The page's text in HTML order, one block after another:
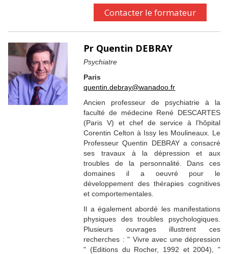
Contacter le formateur
Pr Quentin DEBRAY
Psychiatre
Paris
quentin.debray@wanadoo.fr
Ancien professeur de psychiatrie à la
faculté de médecine René DESCARTES
(Paris V) et chef de service à l'hôpital
Corentin Celton à Issy les Moulineaux. Le
Professeur Quentin DEBRAY a consacré
ses travaux à la dépression et aux
troubles de la personnalité. Dans ces
domaines il a oeuvré pour le
développement des thérapies cognitives
et comportementales.
Il a également abordé les manifestations
physiques des troubles psychologiques.
Plusieurs ouvrages illustrent ces
recherches : " Vivre avec une dépression
" (Editions du Rocher, 1992 et 2004), "